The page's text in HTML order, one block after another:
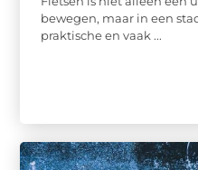
bewegen, maar in een
praktische en vaak ...